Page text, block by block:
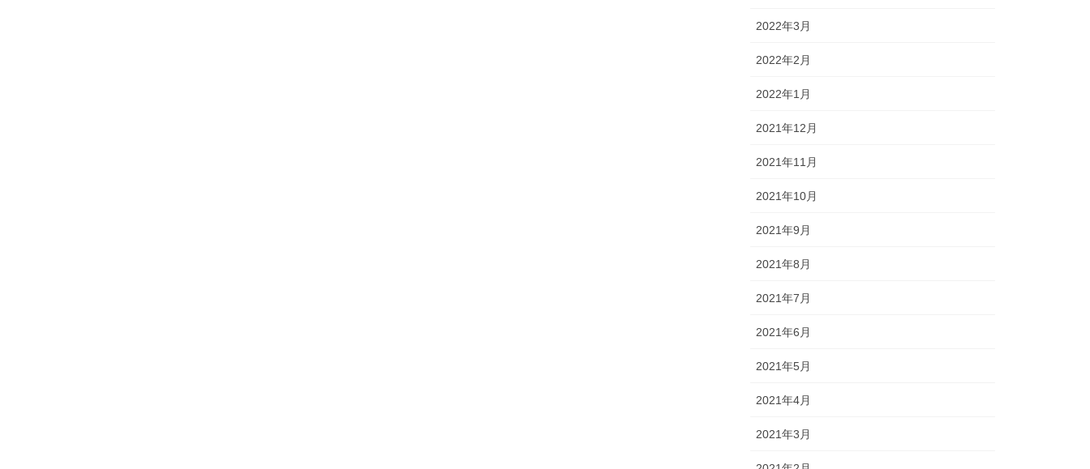
2022年3月
2022年2月
2022年1月
2021年12月
2021年11月
2021年10月
2021年9月
2021年8月
2021年7月
2021年6月
2021年5月
2021年4月
2021年3月